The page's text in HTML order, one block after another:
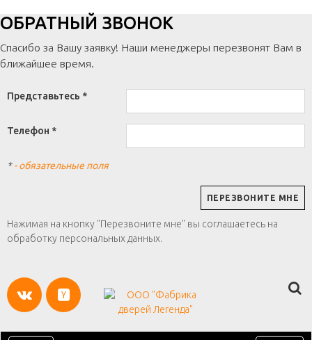
ОБРАТНЫЙ ЗВОНОК
Спасибо за Вашу заявку! Наши менеджеры перезвонят Вам в
ближайшее время.
Представьтесь *
Телефон *
*- обязательные поля
Нажимая на кнопку "Перезвоните мне" вы соглашаетесь на
обработку персональных данных.